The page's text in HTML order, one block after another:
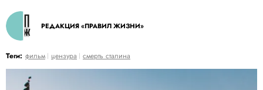
РЕДАКЦИЯ «ПРАВИЛ ЖИЗНИ»
Теги: фильм цензура смерть сталина